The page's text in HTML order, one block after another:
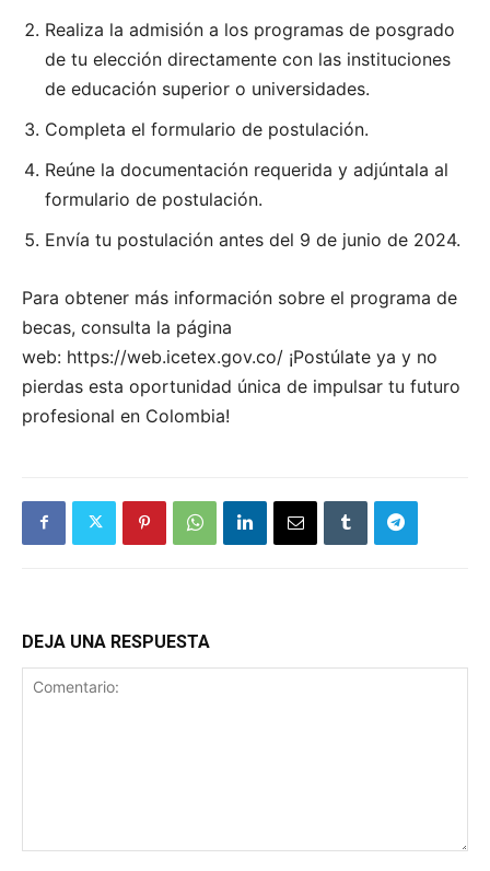
Realiza la admisión a los programas de posgrado
de tu elección directamente con las instituciones
de educación superior o universidades.
Completa el formulario de postulación.
Reúne la documentación requerida y adjúntala al
formulario de postulación.
Envía tu postulación antes del 9 de junio de 2024.
Para obtener más información sobre el programa de
becas, consulta la página
web: https://web.icetex.gov.co/ ¡Postúlate ya y no
pierdas esta oportunidad única de impulsar tu futuro
profesional en Colombia!
DEJA UNA RESPUESTA